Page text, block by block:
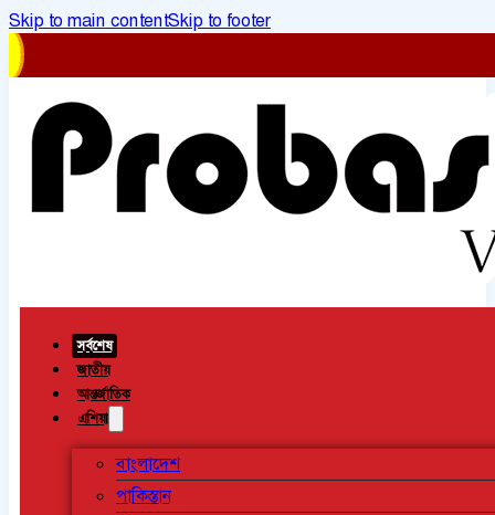
Skip to main contentSkip to footer
সর্বশেষ
জাতীয়
আন্তর্জাতিক
এশিয়া
বাংলাদেশ
পাকিস্তান